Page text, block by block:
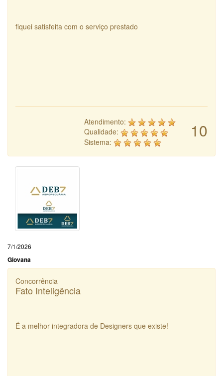
fiquei satisfeita com o serviço prestado
10
Atendimento:
Qualidade:
Sistema:
7/1/2026
Giovana
Concorrência
Fato Inteligência
É a melhor integradora de Designers que existe!